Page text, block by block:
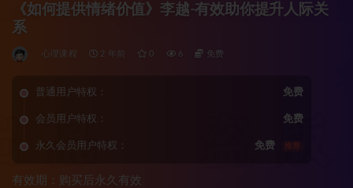
《如何提供情绪价值》李越-有效助你提升人际关
系
心理课程 2 年前 0 6 免费
普通用户特权： 免费
会员用户特权： 免费
永久会员用户特权： 免费 推荐
有效期：购买后永久有效